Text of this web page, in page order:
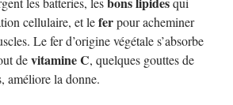
cellulaire, et leferpour acheminer
Le fer d’origine végétale s’absorbe
devitamine C, quelques gouttes de
améliore la donne.